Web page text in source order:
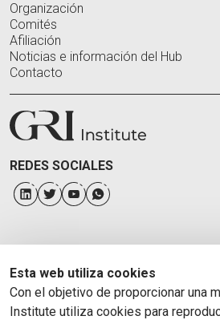
Organización
Comités
Afiliación
Noticias e información del Hub
Contacto
REDES SOCIALES
Esta web utiliza cookies
Con el objetivo de proporcionar una
Institute utiliza cookies para